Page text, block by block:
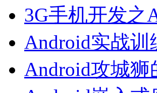
3G手机开发之
Android实战
Android攻城